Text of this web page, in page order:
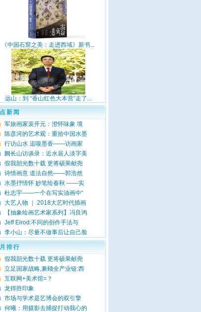
《中国石窟之美：走进西域》新书...
远山：到 “香山红色大本营”走了...
新闻
军旅画家裴开元：澄怀味象 境
陈彦河的艺术观：重拾中国水墨
行访山水 追嗅墨香——访画家
阙长山访谈录：近水居人淡字美
假我韶光数十载 更将硕果献尧
诗情画意 道法自然——郭浩然
水墨抒情怀 妙笔绘春秋 ——实
杜志宇——一个在写实油画中“
大艺人物 ｜ 2018大艺时代插画
【抽象绘画艺术家系列】冯良鸿
Jeff Elrod:不同的创作手法与
李小山：尽量不做事后让自己脸
排行
假我韶光数十载 更将硕果献尧
立足国家战略,兼顾全产业链:西
互联网+美术馆=？
龙得胜印象
市场与学术是艺博会的双引擎
何曦：用摄影去捕捉打动我心的